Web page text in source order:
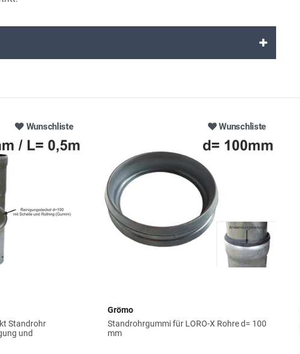
Wunschliste
Standrohr
und
Wunschliste
Grömo
Standrohrgummi für LORO-X Rohre d= 100
mm